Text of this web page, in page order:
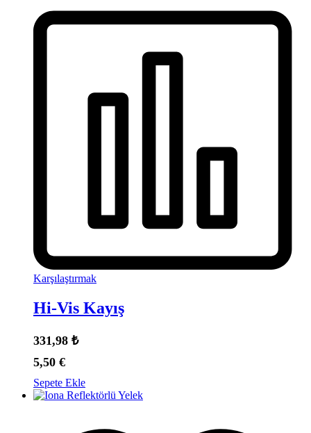
Karşılaştırmak
Hi-Vis Kayış
331,98 ₺
5,50 €
Sepete Ekle